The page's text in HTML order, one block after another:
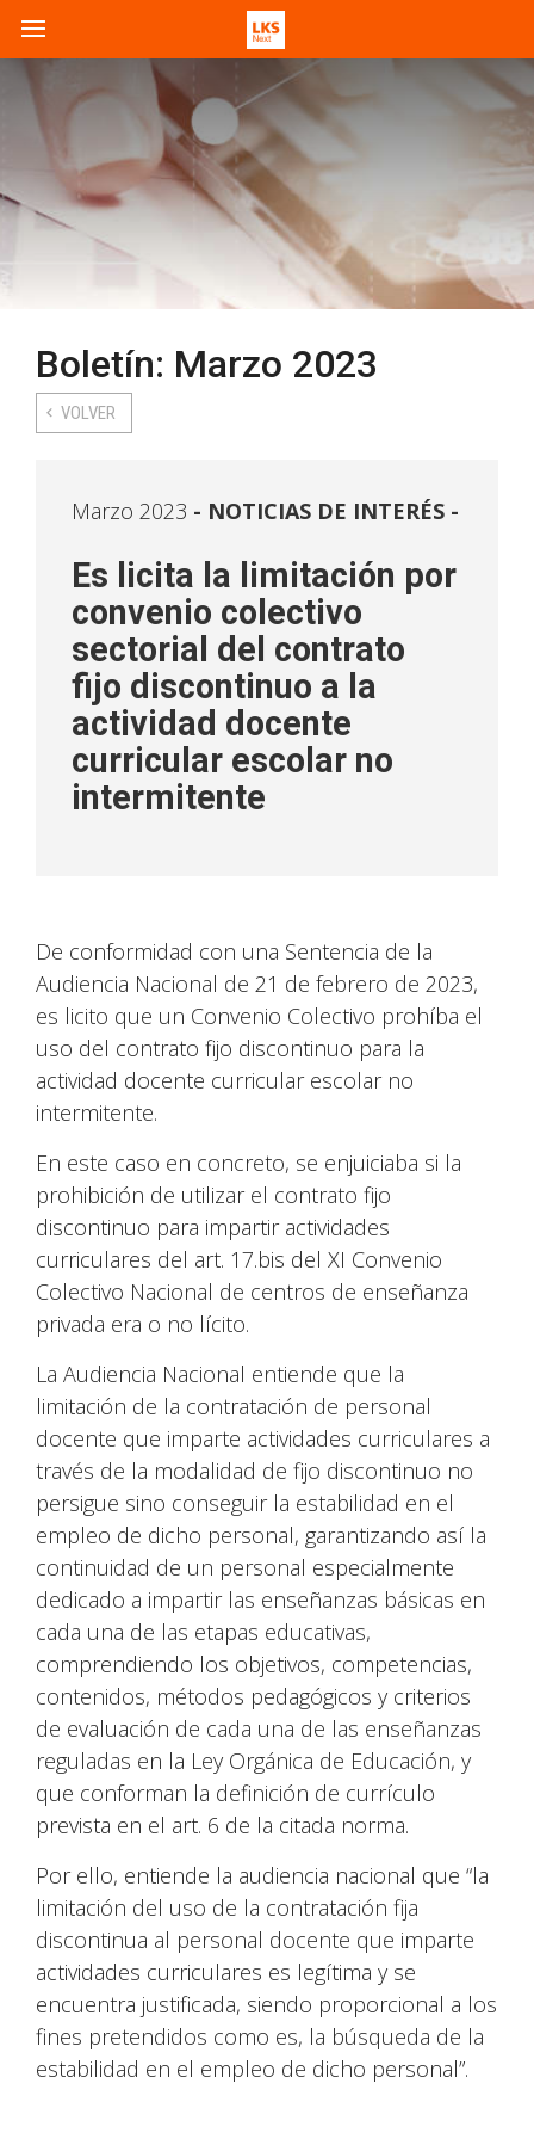
Boletín: Marzo 2023
VOLVER
Marzo 2023 NOTICIAS DE INTERÉS -
Es licita la limitación por
convenio colectivo
sectorial del contrato
fijo discontinuo a la
actividad docente
curricular escolar no
intermitente
De conformidad con una Sentencia de la
Audiencia Nacional de 21 de febrero de 2023,
es licito que un Convenio Colectivo prohíba el
uso del contrato fijo discontinuo para la
actividad docente curricular escolar no
intermitente.
En este caso en concreto, se enjuiciaba si la
prohibición de utilizar el contrato fijo
discontinuo para impartir actividades
curriculares del art. 17.bis del XI Convenio
Colectivo Nacional de centros de enseñanza
privada era o no lícito.
La Audiencia Nacional entiende que la
limitación de la contratación de personal
docente que imparte actividades curriculares a
través de la modalidad de fijo discontinuo no
persigue sino conseguir la estabilidad en el
empleo de dicho personal, garantizando así la
continuidad de un personal especialmente
dedicado a impartir las enseñanzas básicas en
cada una de las etapas educativas,
comprendiendo los objetivos, competencias,
contenidos, métodos pedagógicos y criterios
de evaluación de cada una de las enseñanzas
reguladas en la Ley Orgánica de Educación, y
que conforman la definición de currículo
prevista en el art. 6 de la citada norma.
Por ello, entiende la audiencia nacional que “la
limitación del uso de la contratación fija
discontinua al personal docente que imparte
actividades curriculares es legítima y se
encuentra justificada, siendo proporcional a los
fines pretendidos como es, la búsqueda de la
estabilidad en el empleo de dicho personal”.